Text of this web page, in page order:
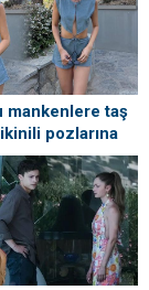
mankenlere taş
pozlarına
yağmuru